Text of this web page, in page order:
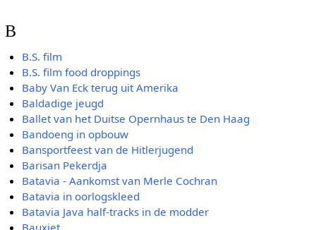
B
B.S. film
B.S. film food droppings
Baby Van Eck terug uit Amerika
Baldadige jeugd
Ballet van het Duitse Opernhaus te Den Haag
Bandoeng in opbouw
Bansportfeest van de Hitlerjugend
Barisan Pekerdja
Batavia - Aankomst van Merle Cochran
Batavia in oorlogskleed
Batavia Java half-tracks in de modder